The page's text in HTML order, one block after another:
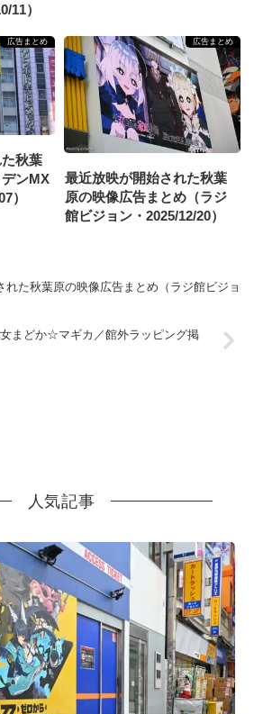
11）
広告まとめ
秋葉
ンMX
）
広告まとめ
最近放映が開始された秋葉
原の映像広告まとめ（ラジ
館ビジョン・2025/12/20）
れた秋葉原の映像広告まとめ（ラジ館ビジョ
まどか☆マギカ／館外ラッピング掲
人気記事